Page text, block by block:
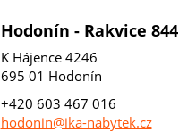
Hodonín - Rakvice 844
K Hájence 4246
695 01 Hodonín
+420 603 467 016
hodonin@ika-nabytek.cz